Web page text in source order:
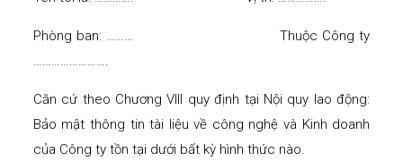
Phòng ban: ……… Thuộc Công ty
…………………….
Căn cứ theo Chương VIII quy định tại Nội quy lao động:
Bảo mật thông tin tài liệu về công nghệ và Kinh doanh
của Công ty tồn tại dưới bất kỳ hình thức nào.